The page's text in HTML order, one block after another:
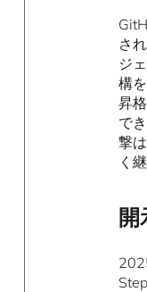
さ
ジ
構
昇
で
撃
く
開